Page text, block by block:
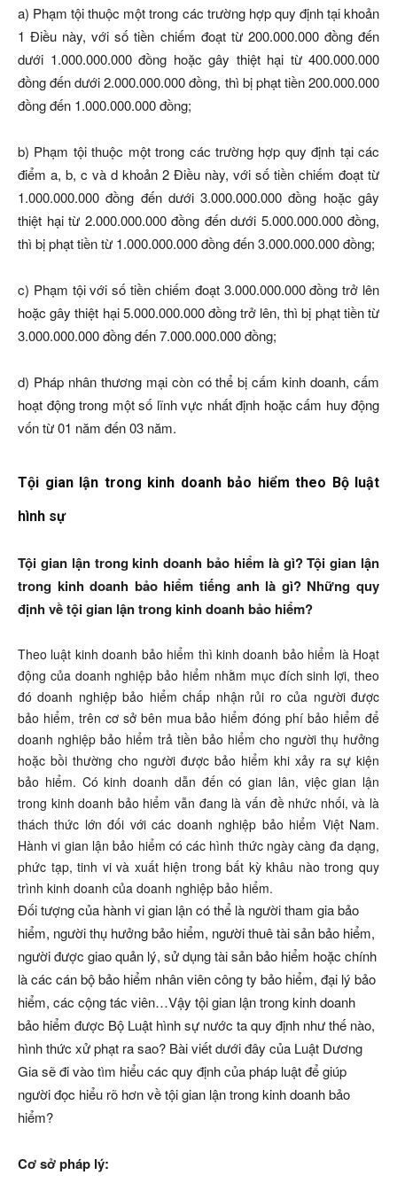
a) Phạm tội thuộc một trong các trường hợp quy định tại khoản
1 Điều này, với số tiền chiếm đoạt từ 200.000.000 đồng đến
dưới 1.000.000.000 đồng hoặc gây thiệt hại từ 400.000.000
đồng đến dưới 2.000.000.000 đồng, thì bị phạt tiền 200.000.000
đồng đến 1.000.000.000 đồng;
b) Phạm tội thuộc một trong các trường hợp quy định tại các
điểm a, b, c và d khoản 2 Điều này, với số tiền chiếm đoạt từ
1.000.000.000 đồng đến dưới 3.000.000.000 đồng hoặc gây
thiệt hại từ 2.000.000.000 đồng đến dưới 5.000.000.000 đồng,
thì bị phạt tiền từ 1.000.000.000 đồng đến 3.000.000.000 đồng;
c) Phạm tội với số tiền chiếm đoạt 3.000.000.000 đồng trở lên
hoặc gây thiệt hại 5.000.000.000 đồng trở lên, thì bị phạt tiền từ
3.000.000.000 đồng đến 7.000.000.000 đồng;
d) Pháp nhân thương mại còn có thể bị cấm kinh doanh, cấm
hoạt động trong một số lĩnh vực nhất định hoặc cấm huy động
vốn từ 01 năm đến 03 năm.
Tội gian lận trong kinh doanh bảo hiểm theo Bộ luật
hình sự
Tội gian lận trong kinh doanh bảo hiểm là gì? Tội gian lận
trong kinh doanh bảo hiểm tiếng anh là gì? Những quy
định về tội gian lận trong kinh doanh bảo hiểm?
Theo luật kinh doanh bảo hiểm thì kinh doanh bảo hiểm là Hoạt
động của doanh nghiệp bảo hiểm nhằm mục đích sinh lợi, theo
đó doanh nghiệp bảo hiểm chấp nhận rủi ro của người được
bảo hiểm, trên cơ sở bên mua bảo hiểm đóng phí bảo hiểm để
doanh nghiệp bảo hiểm trả tiền bảo hiểm cho người thụ hưởng
hoặc bồi thường cho người được bảo hiểm khi xảy ra sự kiện
bảo hiểm. Có kinh doanh dẫn đến có gian lân, việc gian lận
trong kinh doanh bảo hiểm vẫn đang là vấn đề nhức nhối, và là
thách thức lớn đối với các doanh nghiệp bảo hiểm Việt Nam.
Hành vi gian lận bảo hiểm có các hình thức ngày càng đa dạng,
phức tạp, tinh vi và xuất hiện trong bất kỳ khâu nào trong quy
trình kinh doanh của doanh nghiệp bảo hiểm.
Đối tượng của hành vi gian lận có thể là người tham gia bảo
hiểm, người thụ hưởng bảo hiểm, người thuê tài sản bảo hiểm,
người được giao quản lý, sử dụng tài sản bảo hiểm hoặc chính
là các cán bộ bảo hiểm nhân viên công ty bảo hiểm, đại lý bảo
hiểm, các cộng tác viên…Vậy tội gian lận trong kinh doanh
bảo hiểm được Bộ Luật hình sự nước ta quy định như thế nào,
hình thức xử phạt ra sao? Bài viết dưới đây của Luật Dương
Gia sẽ đi vào tìm hiểu các quy định của pháp luật để giúp
người đọc hiểu rõ hơn về tội gian lận trong kinh doanh bảo
hiểm?
Cơ sở pháp lý: